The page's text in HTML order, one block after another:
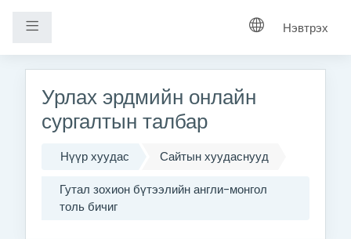
Хажуугийн самбар Нэвтрэх
Урлах эрдмийн онлайн
сургалтын талбар
Нүүр хуудас
Сайтын хуудаснууд
Гутал зохион бүтээлийн англи-монгол
толь бичиг